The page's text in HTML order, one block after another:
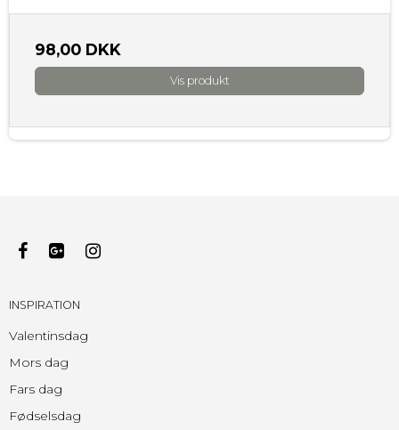
98,00 DKK
Vis produkt
INSPIRATION
Valentinsdag
Mors dag
Fars dag
Fødselsdag